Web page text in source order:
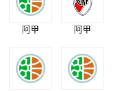
阿甲 阿甲